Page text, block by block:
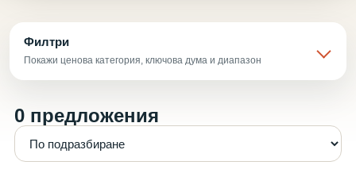
Филтри
Покажи ценова категория, ключова дума и диапазон
0 предложения